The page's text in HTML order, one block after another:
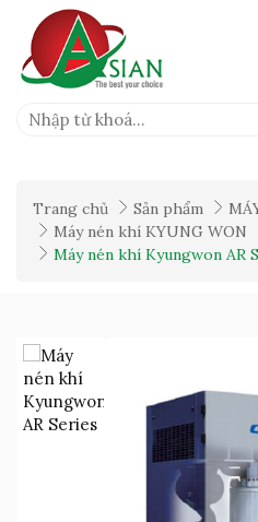
Trang chủ Sản phẩm
Máy nén khí KYUNG WON
Máy nén khí Kyungwon AR